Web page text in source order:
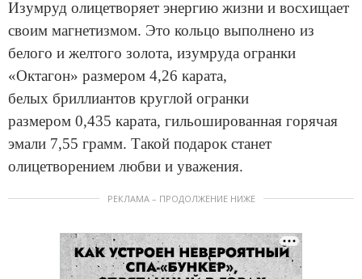
Изумруд олицетворяет энергию жизни и восхищает
своим магнетизмом. Это кольцо выполнено из
белого и желтого золота, изумруда огранки
«Октагон» размером 4,26 карата,
белых бриллиантов круглой огранки
размером 0,435 карата, гильошированная горячая
эмали 7,55 грамм. Такой подарок станет
олицетворением любви и уважения.
РЕКЛАМА – ПРОДОЛЖЕНИЕ НИЖЕ